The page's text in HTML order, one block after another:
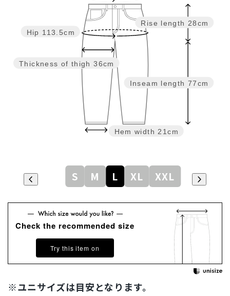
Inseam length 77cm
Rise length 28cm
Hem width 21cm
Thickness of thigh 36cm
Hip 113.5cm
S M L XL XXL
Check the recommended size
Try this item on
※ユニサイズは目安となります。